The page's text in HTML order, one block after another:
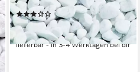
25 mm Naturstein Kies
(2)
41,99 €
(1,68 €/ 1 kg)
lieferbar - in 3-4 Werktagen bei dir